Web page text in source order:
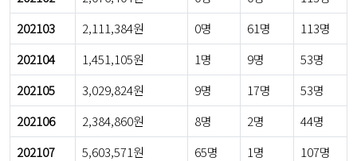
202103
2,111,384원 0명 61명
113명
202104
1,451,105원 1명 9명
53명
202105
3,029,824원 9명 17명
53명
202106
2,384,860원 8명 2명
44명
202107
5,603,571원 65명 1명
107명